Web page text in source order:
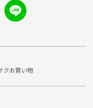
クお買い物